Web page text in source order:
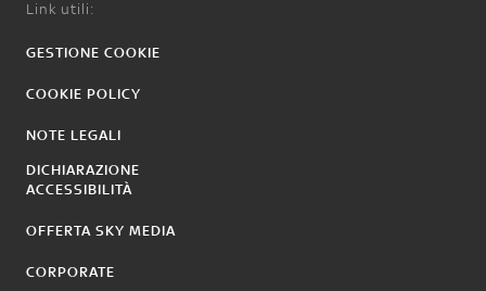
Link utili:
GESTIONE COOKIE
COOKIE POLICY
NOTE LEGALI
DICHIARAZIONE
ACCESSIBILITÀ
OFFERTA SKY MEDIA
CORPORATE